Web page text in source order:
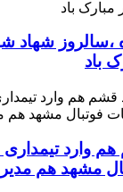
،سالروز شهاد
باد
وارد
مشهد هم